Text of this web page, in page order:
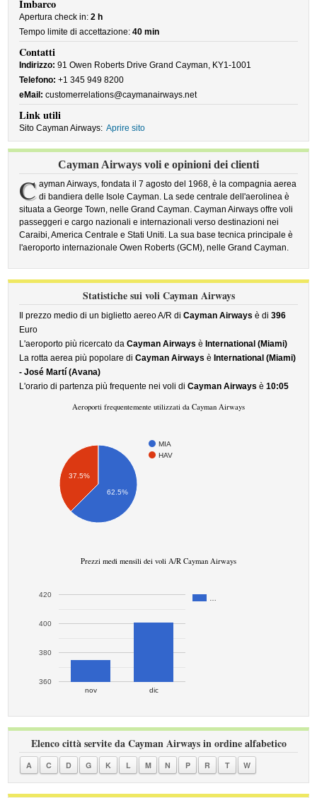
Imbarco
Apertura check in:2 h
Tempo limite di accettazione:40 min
Contatti
Indirizzo: 91 Owen Roberts Drive Grand Cayman, KY1-1001
Telefono: +1 345 949 8200
eMail: customerrelations@caymanairways.net
Link utili
Sito Cayman Airways: Aprire sito
Cayman Airways voli e opinioni dei clienti
C ayman Airways, fondata il 7 agosto del 1968, è la compagnia aerea
di bandiera delle Isole Cayman. La sede centrale dell'aerolinea è
situata a George Town, nelle Grand Cayman. Cayman Airways offre voli
passeggeri e cargo nazionali e internazionali verso destinazioni nei
Caraibi, America Centrale e Stati Uniti. La sua base tecnica principale è
l'aeroporto internazionale Owen Roberts (GCM), nelle Grand Cayman.
Statistiche sui voli Cayman Airways
Il prezzo medio di un biglietto aereo A/R diCayman Airways è di396
Euro
L'aeroporto più ricercato daCayman Airways è International (Miami)
La rotta aerea più popolare diCayman Airways è International (Miami)
- José Martí (Avana)
L'orario di partenza più frequente nei voli diCayman Airways è10:05
Aeroporti frequentemente utilizzati da Cayman Airways
MIA
HAV
37.5%
62.5%
Prezzi medi mensili dei voli A/R Cayman Airways
nov dic
360
380
400
420
Elenco città servite da Cayman Airways in ordine alfabetico
A C D G K L M N P R T W